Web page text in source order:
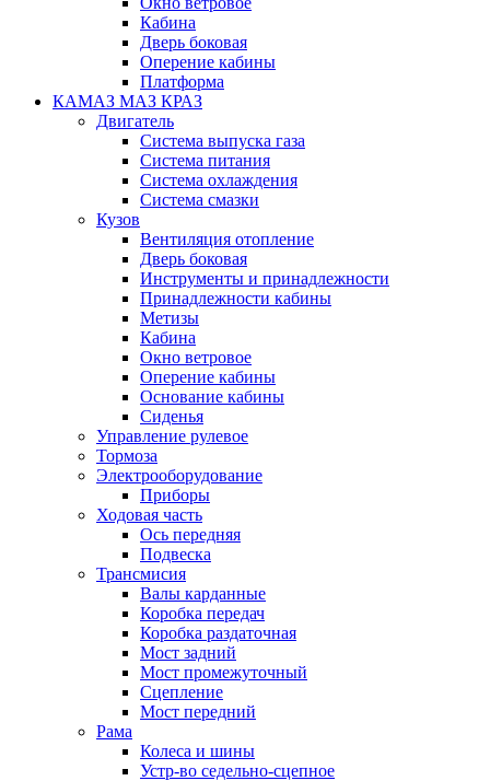
Кабина
Дверь боковая
Оперение кабины
Платформа
КАМАЗ МАЗ КРАЗ
Двигатель
Система выпуска газа
Система питания
Система охлаждения
Система смазки
Кузов
Вентиляция отопление
Дверь боковая
Инструменты и принадлежности
Принадлежности кабины
Метизы
Кабина
Окно ветровое
Оперение кабины
Основание кабины
Сиденья
Управление рулевое
Тормоза
Электрооборудование
Приборы
Ходовая часть
Ось передняя
Подвеска
Трансмисия
Валы карданные
Коробка передач
Коробка раздаточная
Мост задний
Мост промежуточный
Сцепление
Мост передний
Рама
Колеса и шины
Устр-во седельно-сцепное